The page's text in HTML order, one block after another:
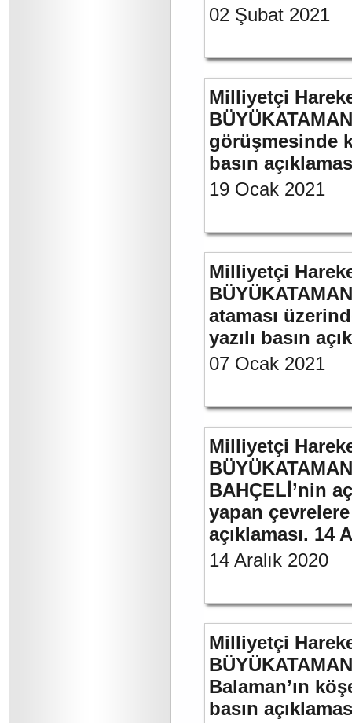
02 Şubat 2021
Milliyetçi
görüşmesinde
basın
19 Ocak 2021
Milliyetçi
ataması
yazılı basın
07 Ocak 2021
Milliyetçi
BAHÇELİ’nin
yapan
açıklaması. 14
14 Aralık 2020
Milliyetçi
Balaman’ın
basın